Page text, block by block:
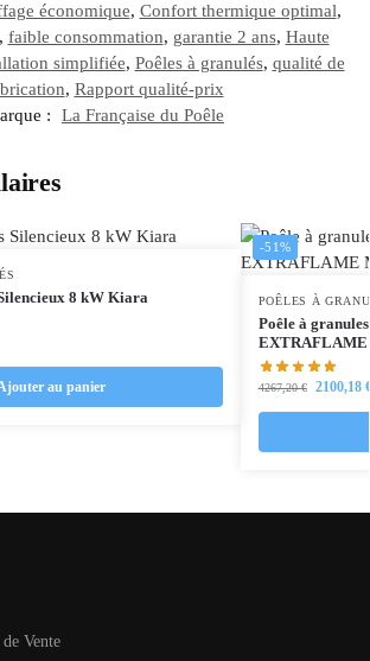
économique, Confort thermique optimal,
, faible consommation, garantie 2 ans, Haute
simplifiée, Poêles à granulés, qualité de
, Rapport qualité-prix
:
La Française du Poêle
8 kW Kiara
au panier
-51%
POÊLES À
Poêle à
4267,20€ 2100,18
Vente